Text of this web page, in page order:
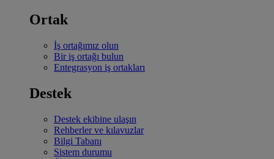
Ortak
İş ortağımız olun
Bir iş ortağı bulun
Entegrasyon iş ortakları
Destek
Destek ekibine ulaşın
Rehberler ve kılavuzlar
Bilgi Tabanı
Sistem durumu